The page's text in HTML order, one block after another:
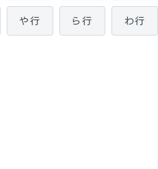
や行 ら行 わ行